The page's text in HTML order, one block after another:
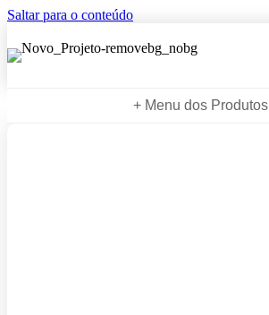
Saltar para o conteúdo
+ Menu dos Produtos